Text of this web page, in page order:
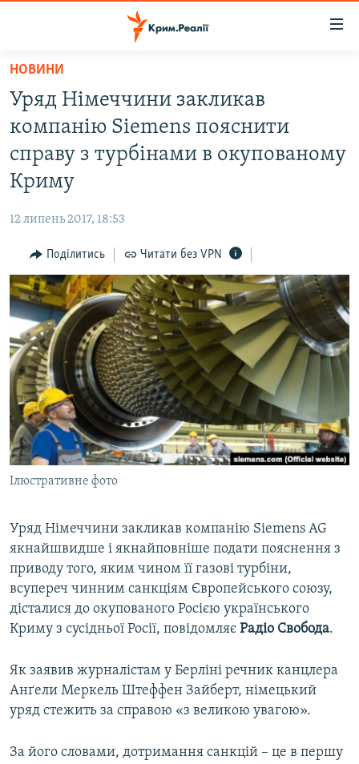
Перейти
основного
матеріалу
до
основної
Перейти
пошуку
ВОДА.КРИМ
ПОЛІТИКА
ІНТЕРВ'Ю
ВСЕ ЗА ДЕНЬ
СПЕЦПРОЕКТИ
ДЕПОРТАЦІЯ
ВІДЕОУРОКИ «ELIFBE»
СВІДЧЕННЯ ОКУПАЦІЇ
УКРАЇНСЬКА ПРОБЛЕМА КРИМУ
ІНФОГРАФІКА
ЯК ОБІЙТИ БЛОКУВАННЯ
Русский
Qırımtatar
ДОЛУЧАЙСЯ!
Усі сайти RFE/RL
НОВИНИ
Уряд Німеччини закликав
компанію Siemens пояснити
справу з турбінами в окупованому
Криму
12 липень 2017, 18:53
Поділитись Читати без VPN
Ілюстративне фото
Уряд Німеччини закликав компанію Siemens AG
якнайшвидше і якнайповніше подати пояснення з
приводу того, яким чином її газові турбіни,
всупереч чинним санкціям Європейського союзу,
дісталися до окупованого Росією українського
Криму з сусідньої Росії, повідомляє Радіо Свобода.
Як заявив журналістам у Берліні речник канцлера
Анґели Меркель Штеффен Зайберт, німецький
уряд стежить за справою «з великою увагою».
За його словами, дотримання санкцій – це в першу